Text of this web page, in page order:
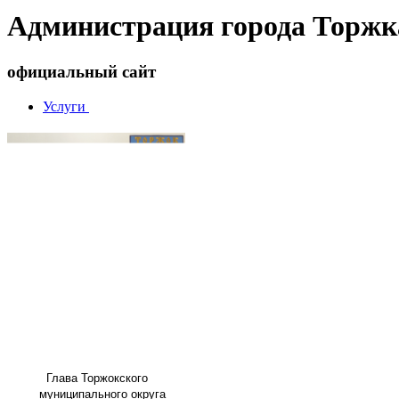
Администрация города
официальный сайт
Услуги
Глава Торжокского
муниципального округа